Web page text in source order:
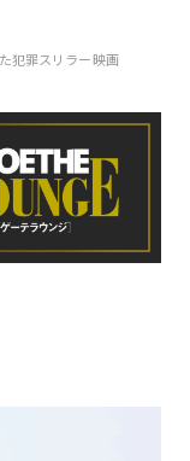
犯罪スリラー映画